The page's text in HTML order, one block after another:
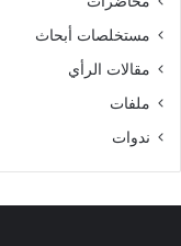
مستخلصات أبحاث
مقالات الرأي
ملفات
ندوات